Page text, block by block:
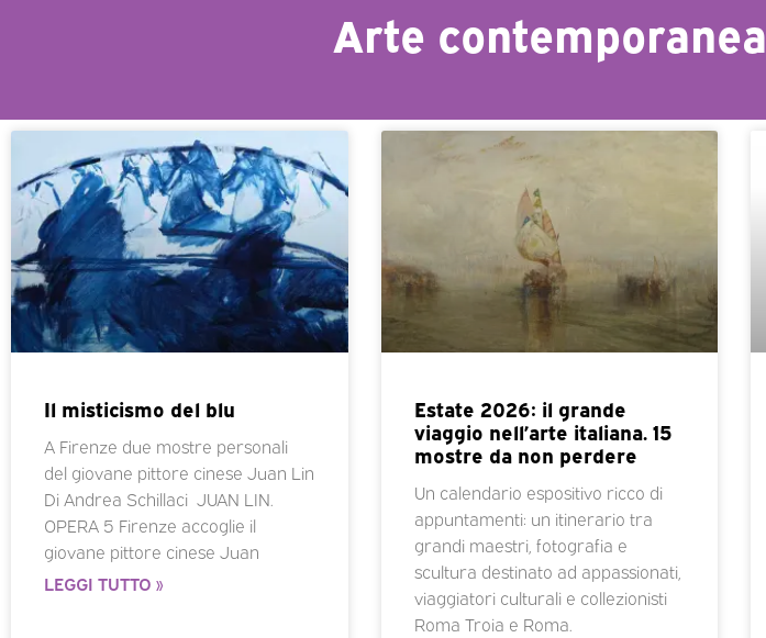
Arte contemporanea
Il misticismo del blu
A Firenze due mostre personali
del giovane pittore cinese Juan Lin
Di Andrea Schillaci JUAN LIN.
OPERA 5 Firenze accoglie il
giovane pittore cinese Juan
LEGGI TUTTO »
Estate 2026: il grande
viaggio nell’arte italiana. 15
mostre da non perdere
Un calendario espositivo ricco di
appuntamenti: un itinerario tra
grandi maestri, fotografia e
scultura destinato ad appassionati,
viaggiatori culturali e collezionisti
Roma Troia e Roma.